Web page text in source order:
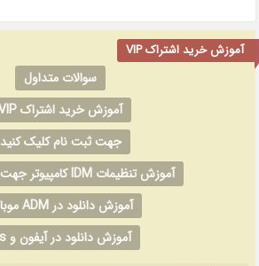
آموزش خرید اشتراک VIP
سوالات متداول
آموزش خرید اشتراک VIP
جهت ثبت نام کلیک کنید
آموزش تنظیمات IDM کامپیوتر جهت دانلود VIP
آموزش دانلود در ADM موبایل
آموزش دانلود در آیفون و ios